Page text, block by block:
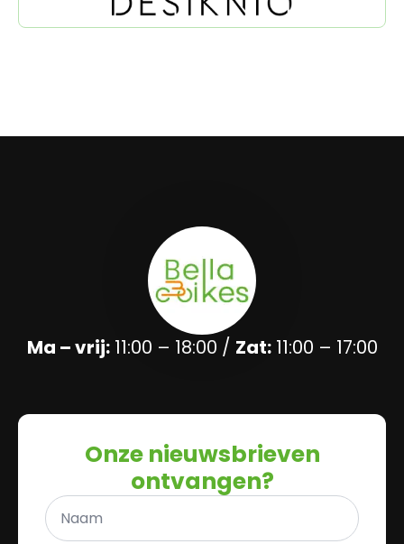
Ma – vrij:11:00 – 18:00 / Zat:11:00 – 17:00
Onze nieuwsbrieven
ontvangen?
Naam
*